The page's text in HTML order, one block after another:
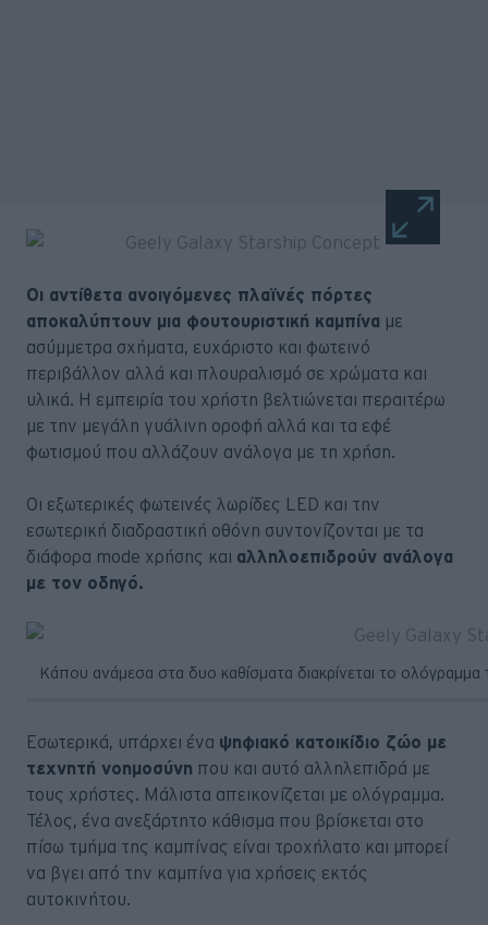
Οι αντίθετα ανοιγόμενες πλαϊνές πόρτες
αποκαλύπτουν μια φουτουριστική καμπίνα με
ασύμμετρα σχήματα, ευχάριστο και φωτεινό
περιβάλλον αλλά και πλουραλισμό σε χρώματα και
υλικά. Η εμπειρία του χρήστη βελτιώνεται περαιτέρω
με την μεγάλη γυάλινη οροφή αλλά και τα εφέ
φωτισμού που αλλάζουν ανάλογα με τη χρήση.
Οι εξωτερικές φωτεινές λωρίδες LED και την
εσωτερική διαδραστική οθόνη συντονίζονται με τα
διάφορα mode χρήσης και αλληλοεπιδρούν ανάλογα
με τον οδηγό.
Κάπου ανάμεσα στα δυο καθίσματα διακρίνεται το ολόγραμμα
Εσωτερικά, υπάρχει ένα ψηφιακό κατοικίδιο ζώο με
τεχνητή νοημοσύνη που και αυτό αλληλεπιδρά με
τους χρήστες. Μάλιστα απεικονίζεται με ολόγραμμα.
Τέλος, ένα ανεξάρτητο κάθισμα που βρίσκεται στο
πίσω τμήμα της καμπίνας είναι τροχήλατο και μπορεί
να βγει από την καμπίνα για χρήσεις εκτός
αυτοκινήτου.